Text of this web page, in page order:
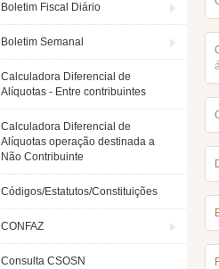
Boletim Fiscal Diário
Boletim Semanal
Calculadora Diferencial de
Alíquotas - Entre contribuintes
Calculadora Diferencial de
Alíquotas operação destinada a
Não Contribuinte
Códigos/Estatutos/Constituições
CONFAZ
Consulta CSOSN